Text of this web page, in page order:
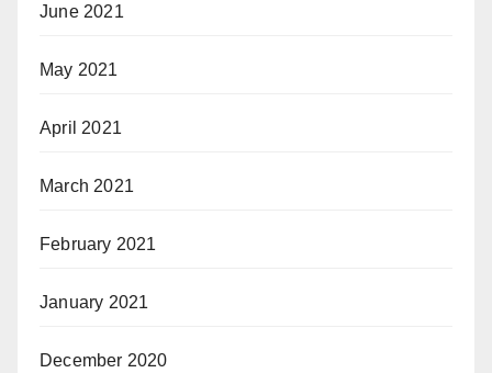
June 2021
May 2021
April 2021
March 2021
February 2021
January 2021
December 2020